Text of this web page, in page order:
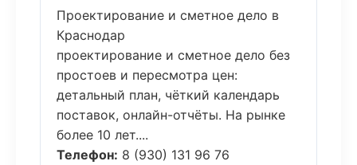
Проектирование и сметное дело в
Краснодар
проектирование и сметное дело без
простоев и пересмотра цен:
детальный план, чёткий календарь
поставок, онлайн-отчёты. На рынке
более 10 лет....
Телефон: 8 (930) 131 96 76